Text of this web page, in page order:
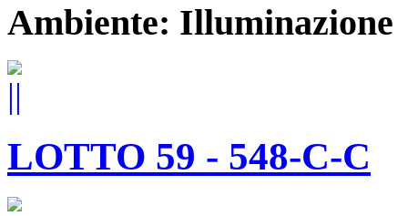
Ambiente: Illuminazione
LOTTO 59 - 548-C-C